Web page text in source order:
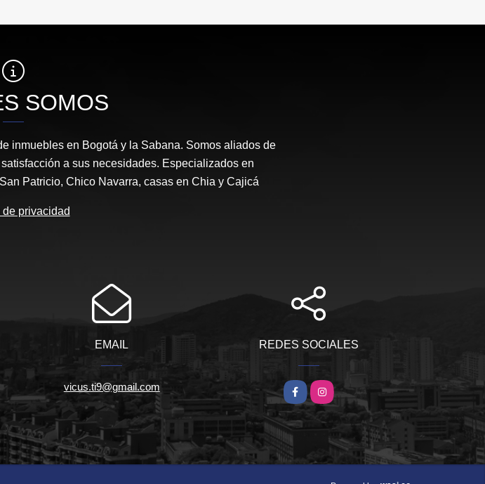
SOMOS
inmuebles en Bogotá y la Sabana. Somos aliados de
a sus necesidades. Especializados en
Patricio, Chico Navarra, casas en Chia y Cajicá
de privacidad
EMAIL
vicus.ti9@gmail.com
REDES SOCIALES
Facebook
Instagram